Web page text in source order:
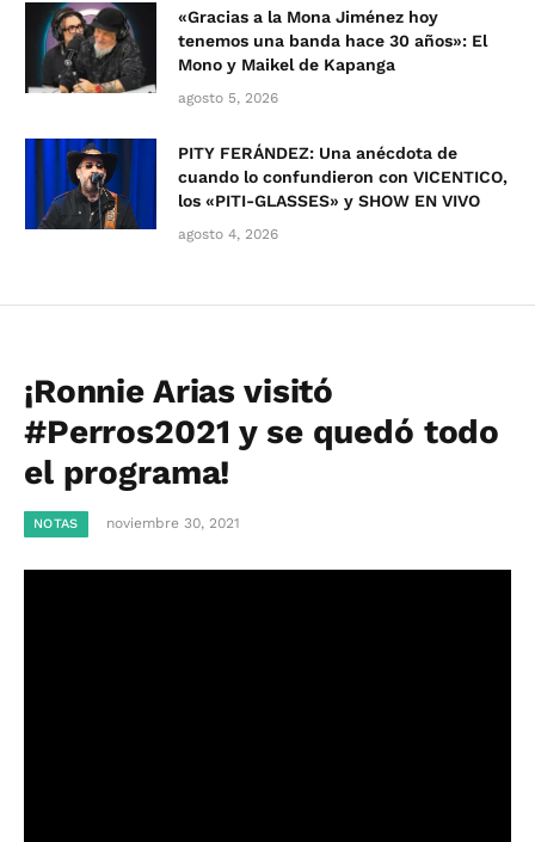
«Gracias a la Mona Jiménez hoy
tenemos una banda hace 30 años»: El
Mono y Maikel de Kapanga
agosto 5, 2026
PITY FERÁNDEZ: Una anécdota de
cuando lo confundieron con VICENTICO,
los «PITI-GLASSES» y SHOW EN VIVO
agosto 4, 2026
¡Ronnie Arias visitó
#Perros2021 y se quedó todo
el programa!
NOTAS noviembre 30, 2021